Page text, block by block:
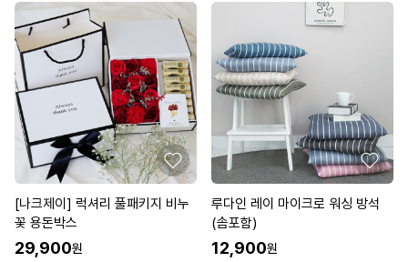
[나크제이] 럭셔리 풀패키지 비누
꽃 용돈박스
29,900원
루다인 레이 마이크로 워싱 방석
(솜포함)
12,900원